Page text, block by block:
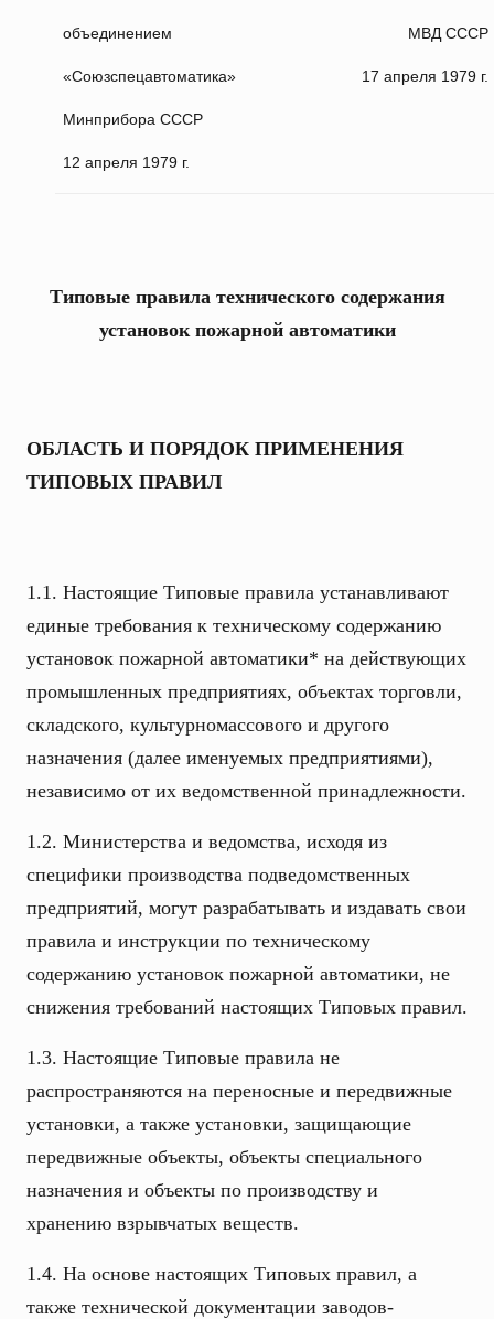
объединением
«Союзспецавтоматика»
Минприбора СССР
12 апреля 1979 г.
МВД СССР
17 апреля 1979 г.
Типовые правила технического содержания
установок пожарной автоматики
ОБЛАСТЬ И ПОРЯДОК ПРИМЕНЕНИЯ
ТИПОВЫХ ПРАВИЛ
1.1. Настоящие Типовые правила устанавливают
единые требования к техническому содержанию
установок пожарной автоматики* на действующих
промышленных предприятиях, объектах торговли,
складского, культурномассового и другого
назначения (далее именуемых предприятиями),
независимо от их ведомственной принадлежности.
1.2. Министерства и ведомства, исходя из
специфики производства подведомственных
предприятий, могут разрабатывать и издавать свои
правила и инструкции по техническому
содержанию установок пожарной автоматики, не
снижения требований настоящих Типовых правил.
1.3. Настоящие Типовые правила не
распространяются на переносные и передвижные
установки, а также установки, защищающие
передвижные объекты, объекты специального
назначения и объекты по производству и
хранению взрывчатых веществ.
1.4. На основе настоящих Типовых правил, а
также технической документации заводов-